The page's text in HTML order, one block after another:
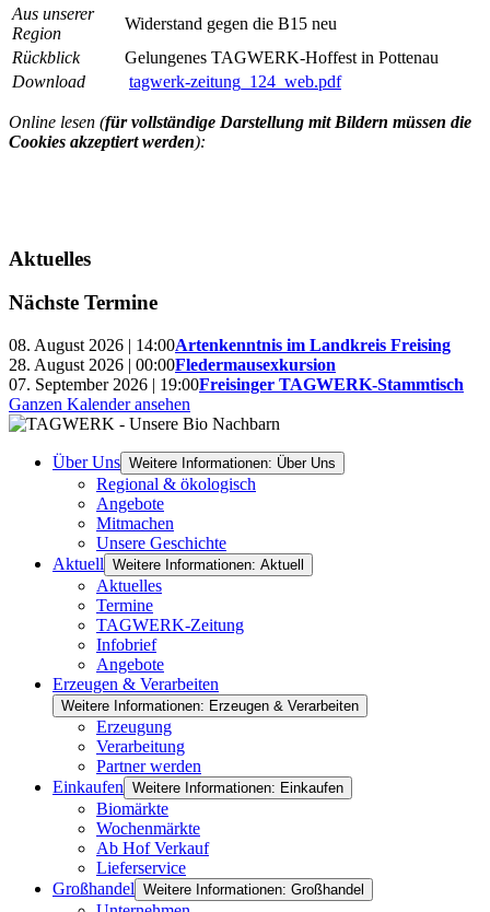
Aus unserer
Region
Widerstand gegen die B15 neu
Rückblick
Gelungenes TAGWERK-Hoffest in Pottenau
Download
tagwerk-zeitung_124_web.pdf
Online lesen (für vollständige Darstellung mit Bildern müssen die
Cookies akzeptiert werden):
Aktuelles
Nächste Termine
08. August 2026 | 14:00Artenkenntnis im Landkreis Freising
28. August 2026 | 00:00Fledermausexkursion
07. September 2026 | 19:00Freisinger TAGWERK-Stammtisch
Ganzen Kalender ansehen
Über Uns Weitere Informationen: Über Uns
Regional & ökologisch
Angebote
Mitmachen
Unsere Geschichte
Aktuell Weitere Informationen: Aktuell
Aktuelles
Termine
TAGWERK-Zeitung
Infobrief
Angebote
Erzeugen & Verarbeiten
Weitere Informationen: Erzeugen & Verarbeiten
Erzeugung
Verarbeitung
Partner werden
Einkaufen Weitere Informationen: Einkaufen
Biomärkte
Wochenmärkte
Ab Hof Verkauf
Lieferservice
Großhandel Weitere Informationen: Großhandel